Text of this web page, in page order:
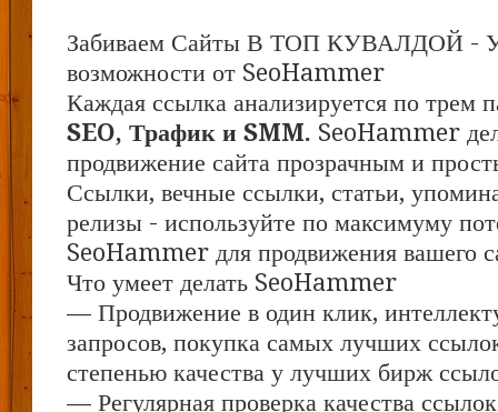
Забиваем Сайты В ТОП КУВАЛДОЙ -
возможности от SeoHammer
Каждая ссылка анализируется по трем
SEO, Трафик и SMM. SeoHammer
продвижение сайта прозрачным и
Ссылки, вечные ссылки, статьи,
релизы - используйте по максимуму
SeoHammer для продвижения вашего
Что умеет делать SeoHammer
— Продвижение в один клик,
запросов, покупка самых лучших
степенью качества у лучших бирж
— Регулярная проверка качества